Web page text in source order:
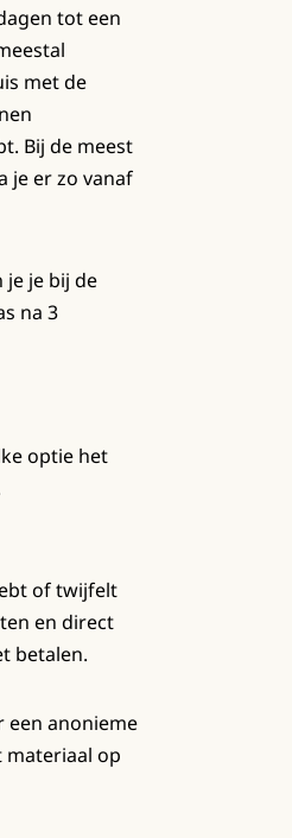
tot een
met de
Bij de meest
je er zo vanaf
je je bij de
na 3
optie het
of twijfelt
en direct
betalen.
een anonieme
materiaal op